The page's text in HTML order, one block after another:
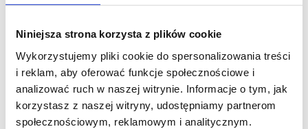
Niniejsza strona korzysta z plików cookie
Wykorzystujemy pliki cookie do spersonalizowania treści
i reklam, aby oferować funkcje społecznościowe i
analizować ruch w naszej witrynie. Informacje o tym, jak
korzystasz z naszej witryny, udostępniamy partnerom
społecznościowym, reklamowym i analitycznym.
Nauczenie się sposobów radzenia sobie w sytuacji
„wewnętrznej mocy”
Rozpoznawanie i świadomość własnych zachowań,
które powodują oddalenie się ode mnie rówieśników
i tych, które ich przybliżają